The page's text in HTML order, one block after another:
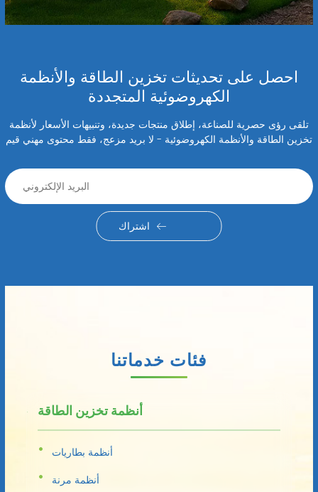
احصل على تحديثات تخزين الطاقة والأنظمة
الكهروضوئية المتجددة
تلقى رؤى حصرية للصناعة، إطلاق منتجات جديدة، وتنبيهات الأسعار لأنظمة
تخزين الطاقة والأنظمة الكهروضوئية - لا بريد مزعج، فقط محتوى مهني قيم
اشتراك
فئات خدماتنا
أنظمة تخزين الطاقة
أنظمة بطاريات
أنظمة مرنة